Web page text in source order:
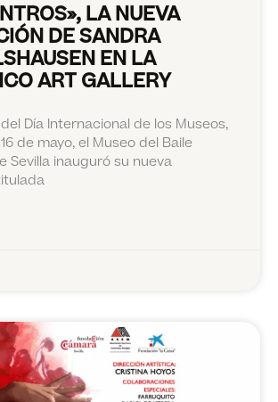
LA NUEVA
DE SANDRA
EN LA
ART GALLERY
Día Internacional de los Museos,
de mayo, el Museo del Baile
Sevilla inauguró su nueva